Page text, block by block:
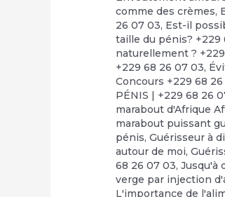
comme des crèmes,
26 07 03, Est-il
taille du pénis? +229
naturellement ?
+229 68 26 07 03,
Concours +229 68
PÉNIS | +229 68 26
marabout d'Afrique
marabout puissant
pénis,Guérisseur à
autour de moi,
68 26 07 03,Jusqu'à
verge par injection
L'importance de